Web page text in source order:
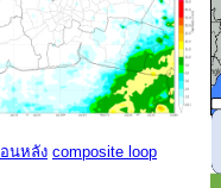
นหลัง composite loop